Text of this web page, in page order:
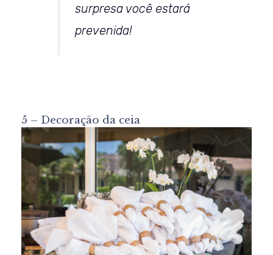
surpresa você estará
prevenida!
5 – Decoração da ceia